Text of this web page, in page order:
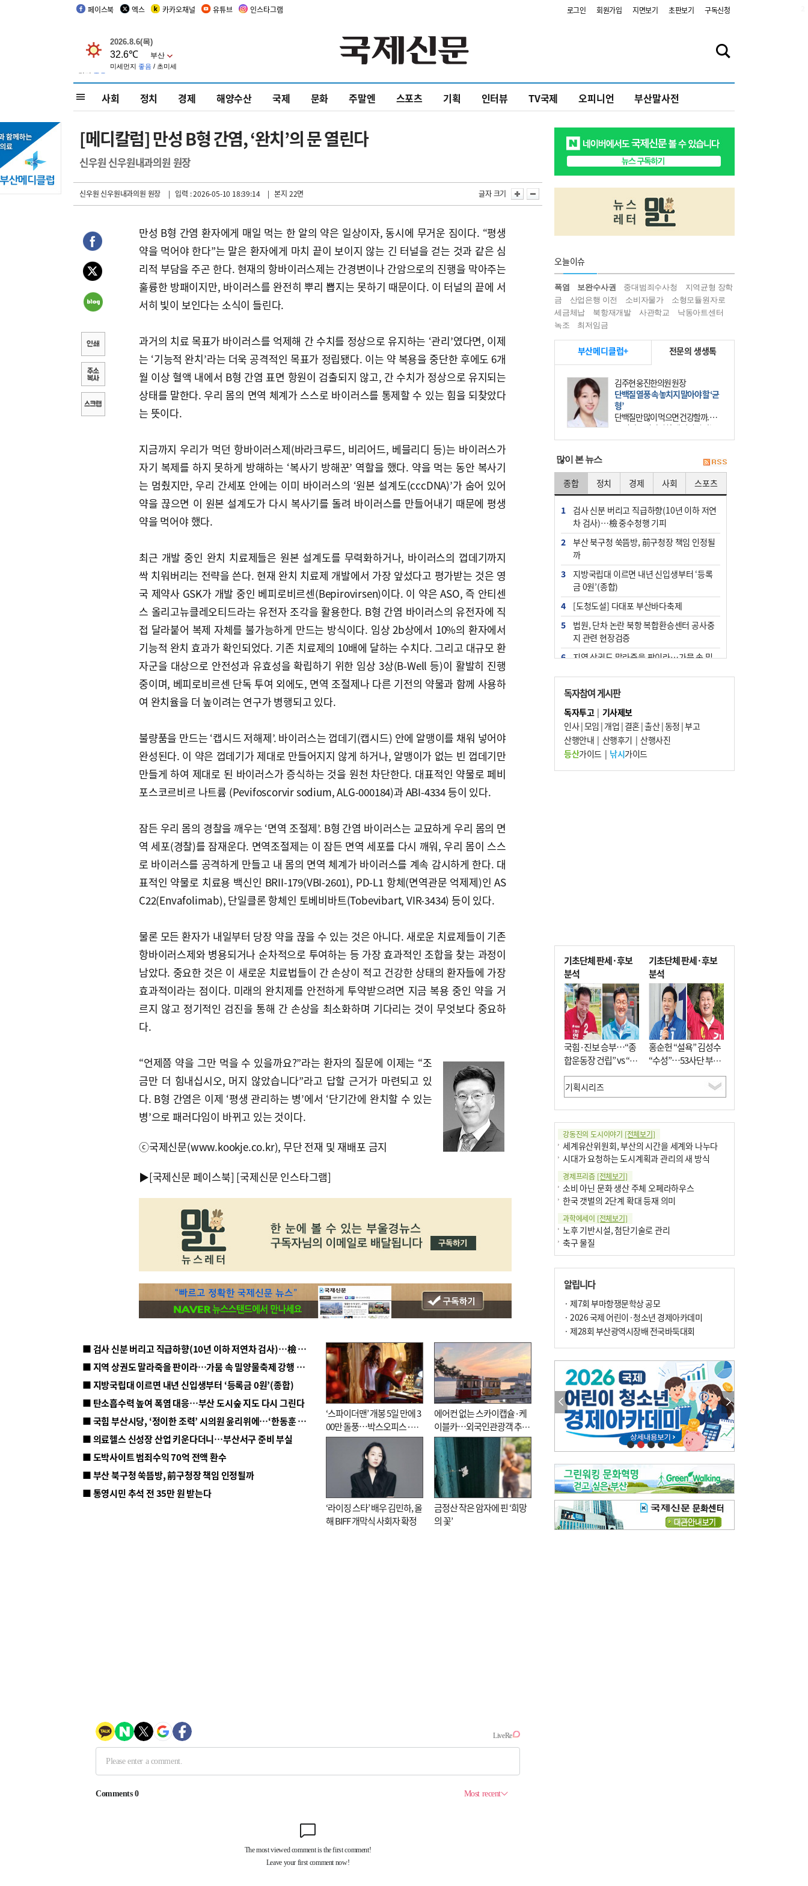
페이스북 엑스 카카오채널 유튜브 인스타그램 로그인 회원가입 지면보기 초판보기 구독신청
사회 정치 경제 해양수산 국제 문화 주말엔 스포츠 기획 인터뷰 TV국제 오피니언 부산말사전
[메디칼럼] 만성 B형 간염, ‘완치’의 문 열린다
신우원 신우원내과의원 원장
신우원 신우원내과의원 원장 | 입력 : 2026-05-10 18:39:14 | 본지 22면 글자 크기
만성 B형 간염 환자에게 매일 먹는 한 알의 약은 일상이자, 동시에 무거운 짐이다. “평생
약을 먹어야 한다”는 말은 환자에게 마치 끝이 보이지 않는 긴 터널을 걷는 것과 같은 심
리적 부담을 주곤 한다. 현재의 항바이러스제는 간경변이나 간암으로의 진행을 막아주는
훌륭한 방패이지만, 바이러스를 완전히 뿌리 뽑지는 못하기 때문이다. 이 터널의 끝에 서
서히 빛이 보인다는 소식이 들린다.
과거의 치료 목표가 바이러스를 억제해 간 수치를 정상으로 유지하는 ‘관리’였다면, 이제
는 ‘기능적 완치’라는 더욱 공격적인 목표가 정립됐다. 이는 약 복용을 중단한 후에도 6개
월 이상 혈액 내에서 B형 간염 표면 항원이 검출되지 않고, 간 수치가 정상으로 유지되는
상태를 말한다. 우리 몸의 면역 체계가 스스로 바이러스를 통제할 수 있는 힘을 되찾았다
는 뜻이다.
지금까지 우리가 먹던 항바이러스제(바라크루드, 비리어드, 베믈리디 등)는 바이러스가
자기 복제를 하지 못하게 방해하는 ‘복사기 방해꾼’ 역할을 했다. 약을 먹는 동안 복사기
는 멈췄지만, 우리 간세포 안에는 이미 바이러스의 ‘원본 설계도(cccDNA)’가 숨어 있어
약을 끊으면 이 원본 설계도가 다시 복사기를 돌려 바이러스를 만들어내기 때문에 평생
약을 먹어야 했다.
최근 개발 중인 완치 치료제들은 원본 설계도를 무력화하거나, 바이러스의 껍데기까지
싹 치워버리는 전략을 쓴다. 현재 완치 치료제 개발에서 가장 앞섰다고 평가받는 것은 영
국 제약사 GSK가 개발 중인 베피로비르센(Bepirovirsen)이다. 이 약은 ASO, 즉 안티센
스 올리고뉴클레오티드라는 유전자 조각을 활용한다. B형 간염 바이러스의 유전자에 직
접 달라붙어 복제 자체를 불가능하게 만드는 방식이다. 임상 2b상에서 10%의 환자에서
기능적 완치 효과가 확인되었다. 기존 치료제의 10배에 달하는 수치다. 그리고 대규모 환
자군을 대상으로 안전성과 유효성을 확립하기 위한 임상 3상(B-Well 등)이 활발히 진행
중이며, 베피로비르센 단독 투여 외에도, 면역 조절제나 다른 기전의 약물과 함께 사용하
여 완치율을 더 높이려는 연구가 병행되고 있다.
불량품을 만드는 ‘캡시드 저해제’. 바이러스는 껍데기(캡시드) 안에 알맹이를 채워 넣어야
완성된다. 이 약은 껍데기가 제대로 만들어지지 않게 하거나, 알맹이가 없는 빈 껍데기만
만들게 하여 제대로 된 바이러스가 증식하는 것을 원천 차단한다. 대표적인 약물로 페비
포스코르비르 나트륨 (Pevifoscorvir sodium, ALG-000184)과 ABI-4334 등이 있다.
잠든 우리 몸의 경찰을 깨우는 ‘면역 조절제’. B형 간염 바이러스는 교묘하게 우리 몸의 면
역 세포(경찰)를 잠재운다. 면역조절제는 이 잠든 면역 세포를 다시 깨워, 우리 몸이 스스
로 바이러스를 공격하게 만들고 내 몸의 면역 체계가 바이러스를 계속 감시하게 한다. 대
표적인 약물로 치료용 백신인 BRII-179(VBI-2601), PD-L1 항체(면역관문 억제제)인 AS
C22(Envafolimab), 단일클론 항체인 토베비바트(Tobevibart, VIR-3434) 등이 있다.
물론 모든 환자가 내일부터 당장 약을 끊을 수 있는 것은 아니다. 새로운 치료제들이 기존
항바이러스제와 병용되거나 순차적으로 투여하는 등 가장 효과적인 조합을 찾는 과정이
남았다. 중요한 것은 이 새로운 치료법들이 간 손상이 적고 건강한 상태의 환자들에 가장
효과적이라는 점이다. 미래의 완치제를 안전하게 투약받으려면 지금 복용 중인 약을 거
르지 않고 정기적인 검진을 통해 간 손상을 최소화하며 기다리는 것이 무엇보다 중요하
다.
“언제쯤 약을 그만 먹을 수 있을까요?”라는 환자의 질문에 이제는 “조
금만 더 힘내십시오, 머지 않았습니다”라고 답할 근거가 마련되고 있
다. B형 간염은 이제 ‘평생 관리하는 병’에서 ‘단기간에 완치할 수 있는
병’으로 패러다임이 바뀌고 있는 것이다.
ⓒ국제신문(www.kookje.co.kr), 무단 전재 및 재배포 금지
▶[국제신문 페이스북] [국제신문 인스타그램]
■ 검사 신분 버리고 직급하향(10년 이하 저연차 검사)…檢 중수청행 기피
■ 지역 상권도 말라죽을 판이라…가뭄 속 밀양물축제 강행 논란
■ 지방국립대 이르면 내년 신입생부터 ‘등록금 0원’(종합)
■ 탄소흡수력 높여 폭염 대응…부산 도시숲 지도 다시 그린다
■ 국힘 부산시당, ‘정이한 조력’ 시의원 윤리위에…‘한동훈 지지’도 신고접수
■ 의료헬스 신성장 산업 키운다더니…부산서구 준비 부실
■ 도박사이트 범죄수익 70억 전액 환수
■ 부산 북구청 쑥뜸방, 前구청장 책임 인정될까
■ 통영시민 추석 전 35만 원 받는다
‘스파이더맨’ 개봉 5일 만에 3
00만 돌풍…박스오피스·예
매율 동시 1위
에어컨 없는 스카이캡슐·케
이블카…외국인관광객 추억
대신 고역 될라
‘라이징 스타’ 배우 김민하, 올
해 BIFF 개막식 사회자 확정
금정산 작은 암자에 핀 ‘희망
의 꽃’
오늘이슈
폭염 보완수사권 중대범죄수사청
지역균형 장학
금
산업은행 이전 소비자물가
소형모듈원자로
세금체납
북항재개발 사관학교
낙동아트센터
녹조
최저임금
부산메디클럽+ 전문의 생생톡
김주현 웅진한의원 원장
단백질 열풍 속 놓치지 말아야 할 ‘균
형’
단백질만 많이 먹으면 건강할까. 요
즘 건강을 이야기할 때 빠지지 않는
키워드가 단백질이다. 헬스장을 다니
많이 본 뉴스
종합 정치 경제 사회 스포츠
1
검사 신분 버리고 직급하향(10년 이하 저연
차 검사)…檢 중수청행 기피
2
부산 북구청 쑥뜸방, 前구청장 책임 인정될
까
3
지방국립대 이르면 내년 신입생부터 ‘등록
금 0원’(종합)
4
[도청도설] 다대포 부산바다축제
5
법원, 단차 논란 북항 복합환승센터 공사중
지 관련 현장검증
6
지역 상권도 말라죽을 판이라…가뭄 속 밀
7
통영시민 추석 전 35만 원 받는다
8
해양수산부 신청사 북항재개발 부지에 짓
는다
9
부산 철강공장 50대 노동자 추락사
10 국힘 부산시당, ‘정이한 조력’ 시의원 윤리
위에…‘한동훈 지지’도 신고접수
독자참여 게시판
독자투고| 기사제보
인사|모임 | 개업 | 결혼|출산|동정 |부고
산행안내 | 산행후기 | 산행사진
등산가이드| 낚시가이드
기초단체 판세·후보
분석
국힘·진보 승부…“종
합운동장 건립” vs “출
근 공공버스 도입”
기초단체 판세·후보
분석
홍순헌 “설욕” 김성수
“수성”…53사단 부지
개발엔 한 목소리
강동진의 도시이야기 [전체보기]
세계유산위원회, 부산의 시간을 세계와 나누다
시대가 요청하는 도시계획과 관리의 새 방식
경제프리즘 [전체보기]
소비 아닌 문화 생산 주체 오페라하우스
한국 갯벌의 2단계 확대 등재 의미
과학에세이 [전체보기]
노후 기반시설, 첨단기술로 관리
축구 물질
부정선거
선관위와 尹의 ‘0점 답안’
기고[전체보기]
대학과 지역 ‘연결’이 지역혁신이다
오페라 지휘자는 골을 넣지 않는다
엘리트 자평해온 市 공무원…생중계 회의서 능력 입증을
김준희의 클래식 인사이트[전체보기]
여름날의 애상, 왈츠
빛나는 꿈의 계절, 4월의 노래
김지윤의 우리음악 이야기[전체보기]
세종시대 음악이 전해진 이유
영산회상, 불교음악에서 풍류음악으로
뉴스와 현장[전체보기]
‘800조 투자’ 희비 가른 재생에너지
뜨거워지는 바다, 북쪽으로 열리는 항로
데스크시각[전체보기]
물은 행정구역 경계를 따라 흐르지 않는다
알립니다
· 제7회 부마항쟁문학상 공모
· 2026 국제 어린이·청소년 경제아카데미
· 제28회 부산광역시장배 전국바둑대회